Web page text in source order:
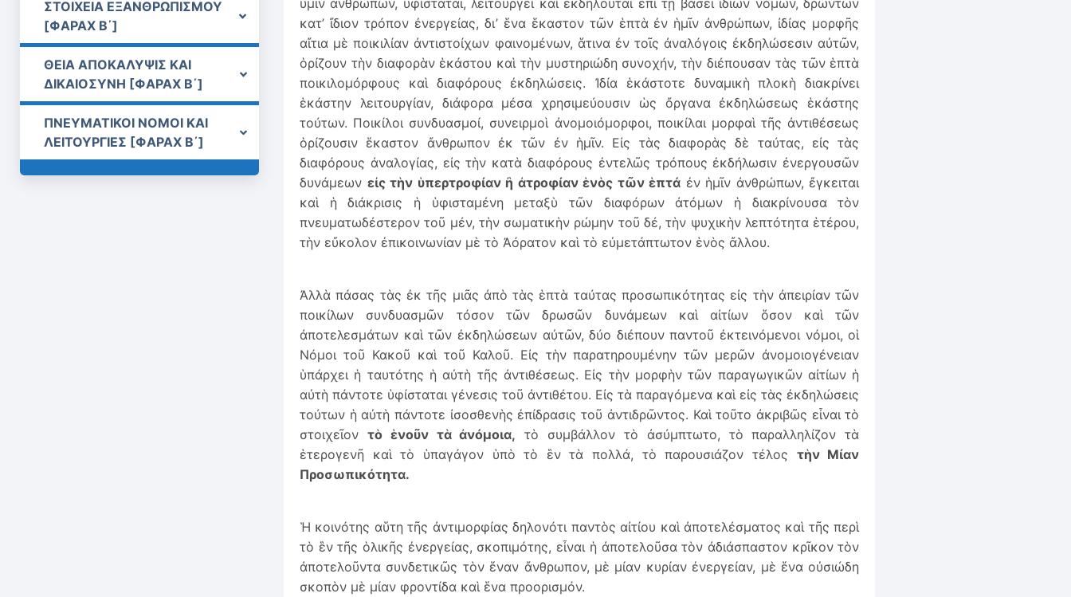
ΣΤΟΙΧΕΙΑ ΕΞΑΝΘΡΩΠΙΣΜΟΥ
[ΦΑΡΑΧ Β΄]
ΘΕΙΑ ΑΠΟΚΑΛΥΨΙΣ ΚΑΙ
ΔΙΚΑΙΟΣΥΝΗ [ΦΑΡΑΧ Β΄]
ΠΝΕΥΜΑΤΙΚΟΙ ΝΟΜΟΙ ΚΑΙ
ΛΕΙΤΟΥΡΓΙΕΣ [ΦΑΡΑΧ Β΄]
ὑμῖν ἀνθρώπων, ὑφίσταται, λειτουργεῖ καὶ ἐκδηλοῦται ἐπὶ τῇ βάσει ἰδίων νόμων, δρώντων
κατ’ ἴδιον τρόπον ἐνεργείας, δι’ ἕνα ἕκαστον τῶν ἑπτὰ ἐν ἡμῖν ἀνθρώπων, ἰδίας μορφῆς
αἴτια μὲ ποικιλίαν ἀντιστοίχων φαινομένων, ἅτινα ἐν τοῖς ἀναλόγοις ἐκδηλώσεσιν αὐτῶν,
ὁρίζουν τὴν διαφορὰν ἑκάστου καὶ τὴν μυστηριώδη συνοχήν, τὴν διέπουσαν τὰς τῶν ἑπτὰ
ποικιλομόρφους καὶ διαφόρους ἐκδηλώσεις. Ἰδία ἑκάστοτε δυναμικὴ πλοκὴ διακρίνει
ἑκάστην λειτουργίαν, διάφορα μέσα χρησιμεύουσιν ὡς ὄργανα ἐκδηλώσεως ἑκάστης
τούτων. Ποικίλοι συνδυασμοί, συνειρμοὶ ἀνομοιόμορφοι, ποικίλαι μορφαὶ τῆς ἀντιθέσεως
ὁρίζουσιν ἕκαστον ἄνθρωπον ἐκ τῶν ἐν ἡμῖν. Εἰς τὰς διαφορὰς δὲ ταύτας, εἰς τὰς
διαφόρους ἀναλογίας, εἰς τὴν κατὰ διαφόρους ἐντελῶς τρόπους ἐκδήλωσιν ἐνεργουσῶν
δυνάμεων εἰς τὴν ὑπερτροφίαν ἢ ἀτροφίαν ἑνὸς τῶν ἑπτά ἐν ἡμῖν ἀνθρώπων, ἔγκειται
καὶ ἡ διάκρισις ἡ ὑφισταμένη μεταξὺ τῶν διαφόρων ἀτόμων ἡ διακρίνουσα τὸν
πνευματωδέστερον τοῦ μέν, τὴν σωματικὴν ρώμην τοῦ δέ, τὴν ψυχικὴν λεπτότητα ἑτέρου,
τὴν εὔκολον ἐπικοινωνίαν μὲ τὸ Ἀόρατον καὶ τὸ εὐμετάπτωτον ἑνὸς ἄλλου.
Ἀλλὰ πάσας τὰς ἐκ τῆς μιᾶς ἀπὸ τὰς ἑπτὰ ταύτας προσωπικότητας εἰς τὴν ἀπειρίαν τῶν
ποικίλων συνδυασμῶν τόσον τῶν δρωσῶν δυνάμεων καὶ αἰτίων ὅσον καὶ τῶν
ἀποτελεσμάτων καὶ τῶν ἐκδηλώσεων αὐτῶν, δύο διέπουν παντοῦ ἐκτεινόμενοι νόμοι, οἱ
Νόμοι τοῦ Κακοῦ καὶ τοῦ Καλοῦ. Εἰς τὴν παρατηρουμένην τῶν μερῶν ἀνομοιογένειαν
ὑπάρχει ἡ ταυτότης ἡ αὐτὴ τῆς ἀντιθέσεως. Εἰς τὴν μορφὴν τῶν παραγωγικῶν αἰτίων ἡ
αὐτὴ πάντοτε ὑφίσταται γένεσις τοῦ ἀντιθέτου. Εἰς τὰ παραγόμενα καὶ εἰς τὰς ἐκδηλώσεις
τούτων ἡ αὐτὴ πάντοτε ἰσοσθενὴς ἐπίδρασις τοῦ ἀντιδρῶντος. Καὶ τοῦτο ἀκριβῶς εἶναι τὸ
στοιχεῖον τὸ ἑνοῦν τὰ ἀνόμοια, τὸ συμβάλλον τὸ ἀσύμπτωτο, τὸ παραλληλίζον τὰ
ἑτερογενῆ καὶ τὸ ὑπαγάγον ὑπὸ τὸ ἓν τὰ πολλά, τὸ παρουσιάζον τέλος τὴν Μίαν
Προσωπικότητα.
Ἡ κοινότης αὕτη τῆς ἀντιμορφίας δηλονότι παντὸς αἰτίου καὶ ἀποτελέσματος καὶ τῆς περὶ
τὸ ἓν τῆς ὁλικῆς ἐνεργείας, σκοπιμότης, εἶναι ἡ ἀποτελοῦσα τὸν ἀδιάσπαστον κρῖκον τὸν
ἀποτελοῦντα συνδετικῶς τὸν ἕναν ἄνθρωπον, μὲ μίαν κυρίαν ἐνεργείαν, μὲ ἕνα οὐσιώδη
σκοπὸν μὲ μίαν φροντίδα καὶ ἕνα προορισμόν.